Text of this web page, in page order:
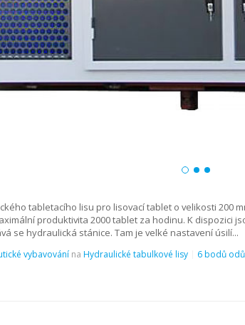
tabletacího lisu pro lisovací tablet o velikosti 200
produktivita 2000 tablet za hodinu. K dispozici
se hydraulická stánice. Tam je velké nastavení úsilí...
vybavování na Hydraulické tabulkové lisy 6 bodů